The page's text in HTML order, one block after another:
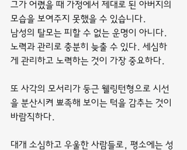
그가 어렸을 때 가정에서 제대로 된 아버지의
모습을 보여주지 못했을 수 있습니다.
남성의 탈모는 피할 수 없는 운명이 아니다.
노력과 관리로 충분히 늦출 수 있다. 세심하
게 관리하고 노력하는 것이 가장 중요하다.
또 사각의 모서리가 둥근 웰링턴형으로 시선
을 분산시켜 뾰족해 보이는 턱을 감추는 것이
바람직하다.
대개 소심하고 우울한 사람들로, 평소에는 성